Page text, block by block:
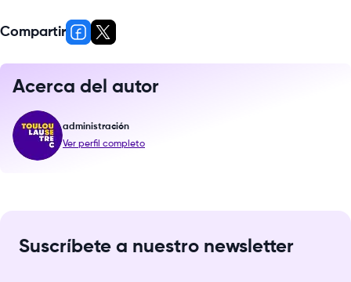
Compartir
Acerca del autor
administración
Ver perfil completo
Suscríbete a nuestro newsletter